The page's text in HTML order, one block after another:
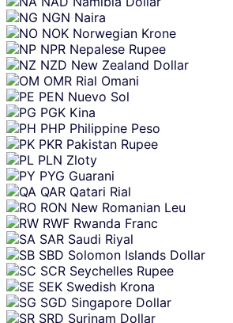
NGN Naira
NOK Norwegian Krone
NPR Nepalese Rupee
NZD New Zealand Dollar
OMR Rial Omani
PEN Nuevo Sol
PGK Kina
PHP Philippine Peso
PKR Pakistan Rupee
PLN Zloty
PYG Guarani
QAR Qatari Rial
RON New Romanian Leu
RWF Rwanda Franc
SAR Saudi Riyal
SBD Solomon Islands Dollar
SCR Seychelles Rupee
SEK Swedish Krona
SGD Singapore Dollar
SRD Surinam Dollar